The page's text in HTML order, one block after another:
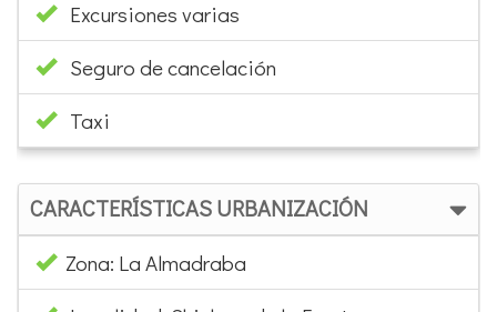
Excursiones varias
Seguro de cancelación
Taxi
CARACTERÍSTICAS URBANIZACIÓN
Zona: La Almadraba